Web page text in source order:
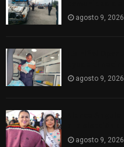
agosto 9, 2026
agosto 9, 2026
agosto 9, 2026